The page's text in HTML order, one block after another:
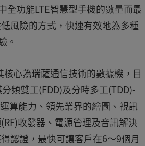
全功能LTE智慧型手機的數量而最
風險的方式，快速有效地為多種
。
心為瑞薩通信技術的數據機，目
頻雙工(FDD)及分時多工(TDD)-
算能力、領先業界的繪圖、視訊
收發器、電源管理及音訊解決
認證，最快可讓客戶在6～9個月